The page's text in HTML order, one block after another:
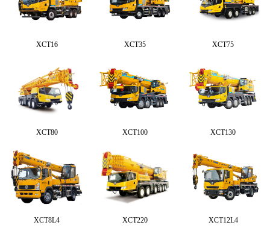
XCT16 XCT35 XCT75
XCT80 XCT100 XCT130
XCT8L4 XCT220 XCT12L4